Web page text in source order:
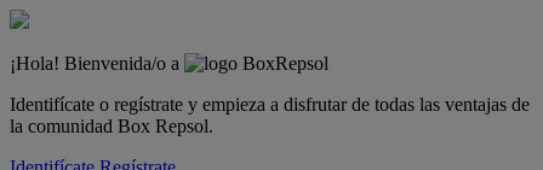
¡Hola! Bienvenida/o a
Identifícate o regístrate y empieza a disfrutar de todas las ventajas de
la comunidad Box Repsol.